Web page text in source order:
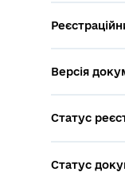
Версія
Статус
Статус